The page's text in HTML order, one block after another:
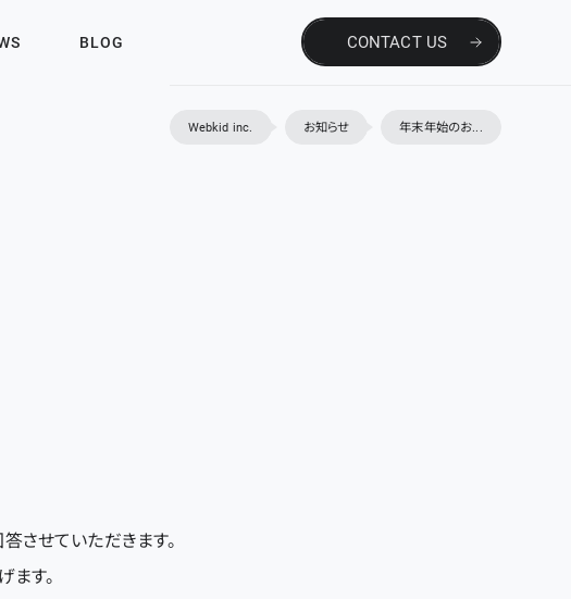
BLOG CONTACT US
Webkid inc. お知らせ 年末年始のお...
させていただきます。
す。